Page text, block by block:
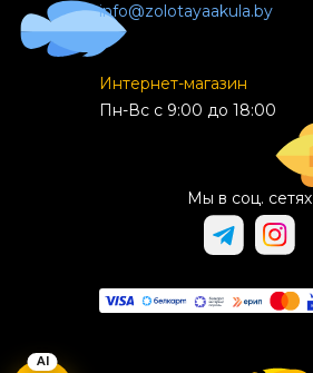
info@zolotayaakula.by
Интернет-магазин
Пн-Вс с 9:00 до 18:00
Мы в соц. сетях